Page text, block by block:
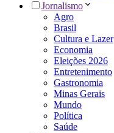
Jornalismo
Agro
Brasil
Cultura e Lazer
Economia
Eleições 2026
Entretenimento
Gastronomia
Minas Gerais
Mundo
Política
Saúde